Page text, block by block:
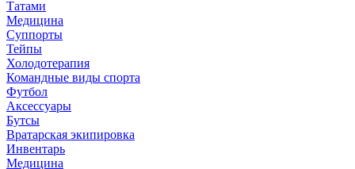
Татами
Медицина
Суппорты
Тейпы
Холодотерапия
Командные виды спорта
Футбол
Аксессуары
Бутсы
Вратарская экипировка
Инвентарь
Медицина